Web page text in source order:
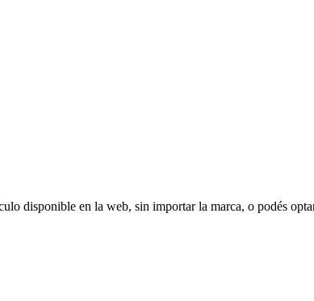
disponible en la web, sin importar la marca, o podés